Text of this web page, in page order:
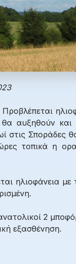
Προβλέπεται
αυξηθούν
στις Σποράδες
τοπικά η
ηλιοφάνεια
2
εξασθένηση.